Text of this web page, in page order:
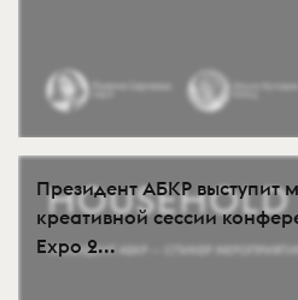
Президент АБКР выступит
креативной сессии
Expo 2...